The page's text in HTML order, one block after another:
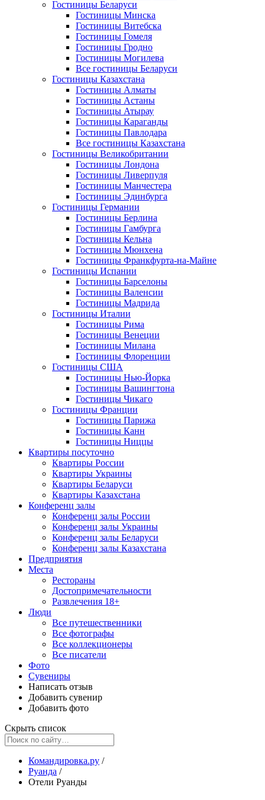
Гостиницы Беларуси
Гостиницы Минска
Гостиницы Витебска
Гостиницы Гомеля
Гостиницы Гродно
Гостиницы Могилева
Все гостиницы Беларуси
Гостиницы Казахстана
Гостиницы Алматы
Гостиницы Астаны
Гостиницы Атырау
Гостиницы Караганды
Гостиницы Павлодара
Все гостиницы Казахстана
Гостиницы Великобритании
Гостиницы Лондона
Гостиницы Ливерпуля
Гостиницы Манчестера
Гостиницы Эдинбурга
Гостиницы Германии
Гостиницы Берлина
Гостиницы Гамбурга
Гостиницы Кельна
Гостиницы Мюнхена
Гостиницы Франкфурта-на-Майне
Гостиницы Испании
Гостиницы Барселоны
Гостиницы Валенсии
Гостиницы Мадрида
Гостиницы Италии
Гостиницы Рима
Гостиницы Венеции
Гостиницы Милана
Гостиницы Флоренции
Гостиницы США
Гостиницы Нью-Йорка
Гостиницы Вашингтона
Гостиницы Чикаго
Гостиницы Франции
Гостиницы Парижа
Гостиницы Канн
Гостиницы Ниццы
Квартиры посуточно
Квартиры России
Квартиры Украины
Квартиры Беларуси
Квартиры Казахстана
Конференц залы
Конференц залы России
Конференц залы Украины
Конференц залы Беларуси
Конференц залы Казахстана
Предприятия
Места
Рестораны
Достопримечательности
Развлечения 18+
Люди
Все путешественники
Все фотографы
Все коллекционеры
Все писатели
Фото
Сувениры
Написать отзыв
Добавить сувенир
Добавить фото
Скрыть список
Командировка.ру /
Руанда /
Отели Руанды